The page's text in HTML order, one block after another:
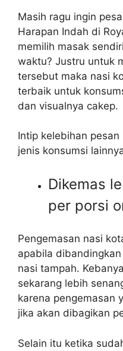
Masih ragu ingin
Harapan Indah di
memilih masak
waktu? Justru untuk
tersebut maka nasi
terbaik untuk
dan visualnya cakep.
Intip kelebihan
jenis konsumsi
Dikemas
per porsi
Pengemasan nasi
apabila
nasi tampah.
sekarang lebih
karena pengemasan
jika akan dibagikan
Selain itu ketika